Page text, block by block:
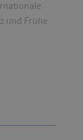
und Frühe